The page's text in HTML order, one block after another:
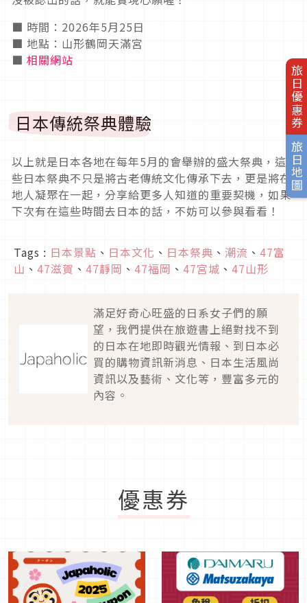
旅日優惠券
旅日地圖
■ 時間：2026年5月25日
■ 地點：山形鶴岡天滿宮
■ 相關網站
日本傳統祭典體驗
以上就是日本各地在每年5月的會舉辦的盛大祭典，這
些日本祭典不只是將古老傳統文化傳承下去，更是將在
地人凝聚在一起，分享給更多人知道的重要契機，如果
下次有在這些時間去日本的話，不妨可以參與看看！
Tags : 日本景點 、 日本文化 、 日本祭典 、 潮流 、 47富
山 、 47滋賀 、 47靜岡 、 47福岡 、 47宮城 、 47山形
滿足好奇心旺盛的日系女子們的願
望，我們提供在旅遊書上絕對找不到
的日本在地即時觀光情報、到日本必
買的購物資訊新消息、日本生活風尚
資訊以及藝術、文化等，豐富多元的
內容。
優惠券